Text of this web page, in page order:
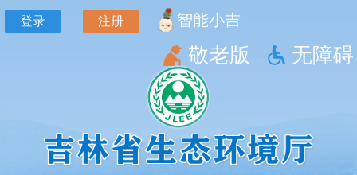
登录 注册 智能小吉
敬老版 无障碍